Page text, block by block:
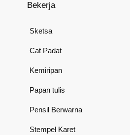
Bekerja
Sketsa
Cat Padat
Kemiripan
Papan tulis
Pensil Berwarna
Stempel Karet